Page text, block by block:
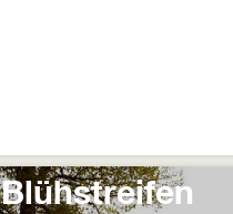
Blühstreifen